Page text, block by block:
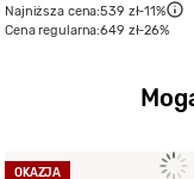
Najniższa cena:539 zł-11%
Cena regularna:649 zł-26%
OKAZJA